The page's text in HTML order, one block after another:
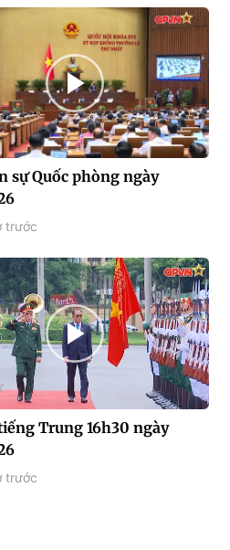
sự Quốc phòng ngày
trước
Trung 16h30 ngày
trước